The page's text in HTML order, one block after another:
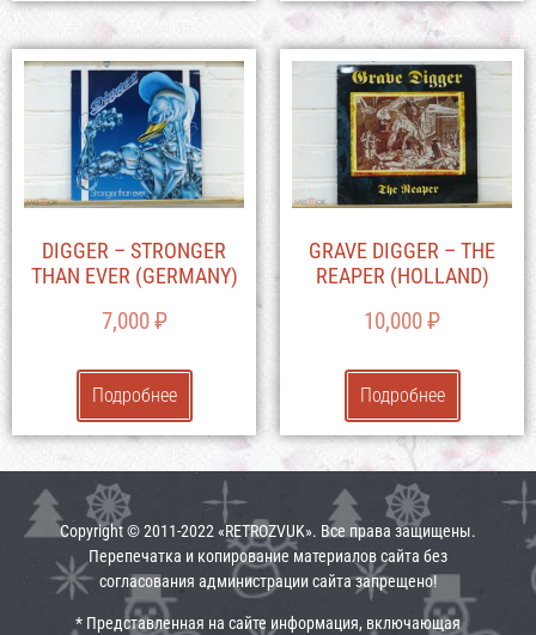
DIGGER – STRONGER
THAN EVER (GERMANY)
7,000₽
Подробнее
GRAVE DIGGER – THE
REAPER (HOLLAND)
10,000₽
Подробнее
Copyright © 2011-2022 «RETROZVUK». Все права защищены.
Перепечатка и копирование материалов сайта без
согласования администрации сайта запрещено!
* Представленная на сайте информация, включающая